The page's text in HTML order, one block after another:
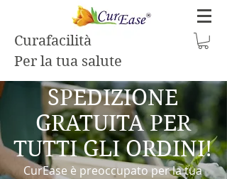
Curafacilità
Per la tua salute
SPEDIZIONE
GRATUITA PER
TUTTI GLI ORDINI!
CurEase è preoccupato per la tua